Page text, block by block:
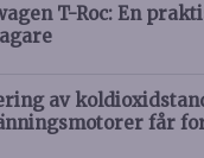
T-Roc: En
av
får